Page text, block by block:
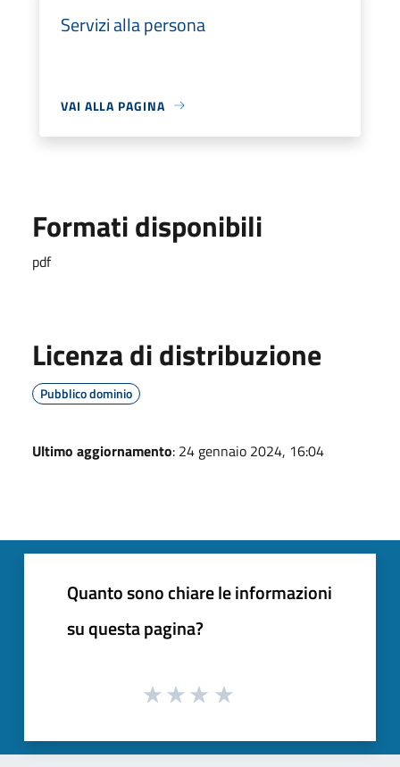
Servizi alla persona
VAI ALLA PAGINA
Formati disponibili
pdf
Licenza di distribuzione
Pubblico dominio
Ultimo aggiornamento: 24 gennaio 2024, 16:04
Quanto sono chiare le informazioni
su questa pagina?